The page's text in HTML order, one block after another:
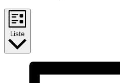
Liste